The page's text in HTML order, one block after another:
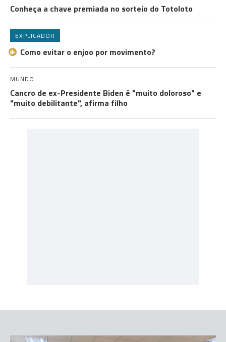
Conheça a chave premiada no sorteio do Totoloto
EXPLICADOR
Como evitar o enjoo por movimento?
MUNDO
Cancro de ex-Presidente Biden é "muito doloroso" e
"muito debilitante", afirma filho